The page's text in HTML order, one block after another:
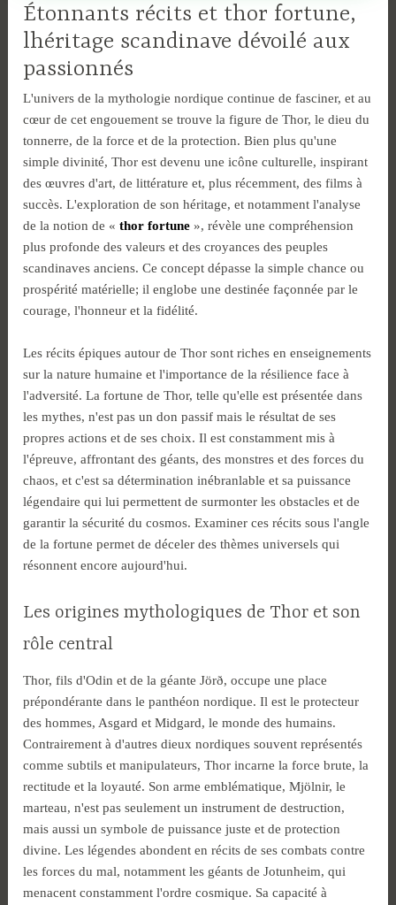
Étonnants récits et thor fortune,
lhéritage scandinave dévoilé aux
passionnés
L'univers de la mythologie nordique continue de fasciner, et au
cœur de cet engouement se trouve la figure de Thor, le dieu du
tonnerre, de la force et de la protection. Bien plus qu'une
simple divinité, Thor est devenu une icône culturelle, inspirant
des œuvres d'art, de littérature et, plus récemment, des films à
succès. L'exploration de son héritage, et notamment l'analyse
de la notion de «thor fortune », révèle une compréhension
plus profonde des valeurs et des croyances des peuples
scandinaves anciens. Ce concept dépasse la simple chance ou
prospérité matérielle; il englobe une destinée façonnée par le
courage, l'honneur et la fidélité.
Les récits épiques autour de Thor sont riches en enseignements
sur la nature humaine et l'importance de la résilience face à
l'adversité. La fortune de Thor, telle qu'elle est présentée dans
les mythes, n'est pas un don passif mais le résultat de ses
propres actions et de ses choix. Il est constamment mis à
l'épreuve, affrontant des géants, des monstres et des forces du
chaos, et c'est sa détermination inébranlable et sa puissance
légendaire qui lui permettent de surmonter les obstacles et de
garantir la sécurité du cosmos. Examiner ces récits sous l'angle
de la fortune permet de déceler des thèmes universels qui
résonnent encore aujourd'hui.
Les origines mythologiques de Thor et son
rôle central
Thor, fils d'Odin et de la géante Jörð, occupe une place
prépondérante dans le panthéon nordique. Il est le protecteur
des hommes, Asgard et Midgard, le monde des humains.
Contrairement à d'autres dieux nordiques souvent représentés
comme subtils et manipulateurs, Thor incarne la force brute, la
rectitude et la loyauté. Son arme emblématique, Mjölnir, le
marteau, n'est pas seulement un instrument de destruction,
mais aussi un symbole de puissance juste et de protection
divine. Les légendes abondent en récits de ses combats contre
les forces du mal, notamment les géants de Jotunheim, qui
menacent constamment l'ordre cosmique. Sa capacité à